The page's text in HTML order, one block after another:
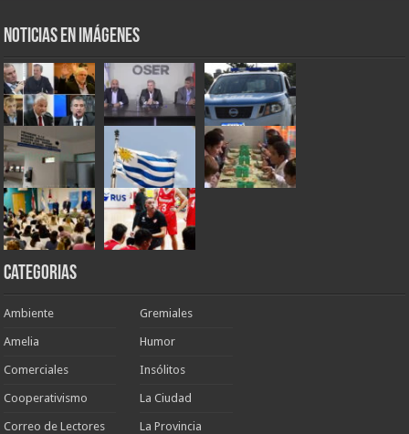
Noticias en Imágenes
Categorias
Ambiente
Amelia
Comerciales
Cooperativismo
Correo de Lectores
Gremiales
Humor
Insólitos
La Ciudad
La Provincia